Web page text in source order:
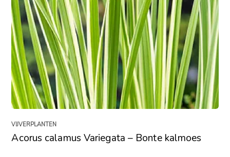
VIJVERPLANTEN
Acorus calamus Variegata – Bonte kalmoes